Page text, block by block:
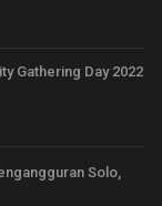
Gathering Day 2022
Solo,